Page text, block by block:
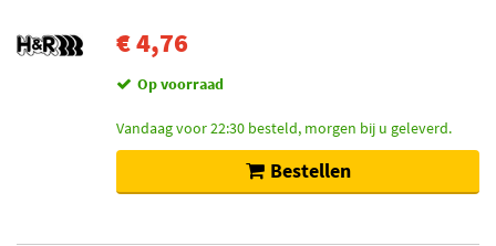
€ 4,76
Op voorraad
Vandaag voor 22:30 besteld, morgen bij u geleverd.
Bestellen